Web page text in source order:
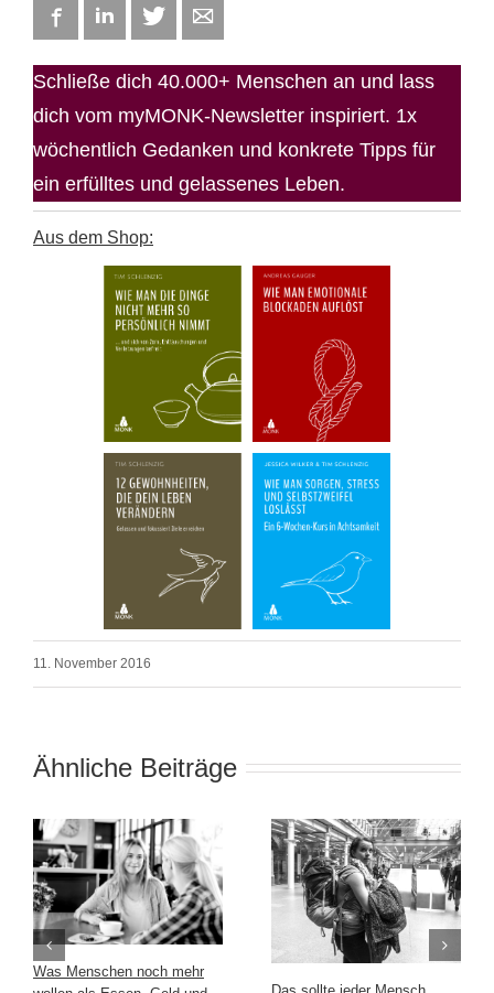
FacebookLinkedIn Twitter
Schließe dich 40.000+ Menschen an und lass
dich vom myMONK-Newsletter inspiriert. 1x
wöchentlich Gedanken und konkrete Tipps für
ein erfülltes und gelassenes Leben.
Aus dem Shop:
11. November 2016
Ähnliche Beiträge
Was Menschen noch mehr